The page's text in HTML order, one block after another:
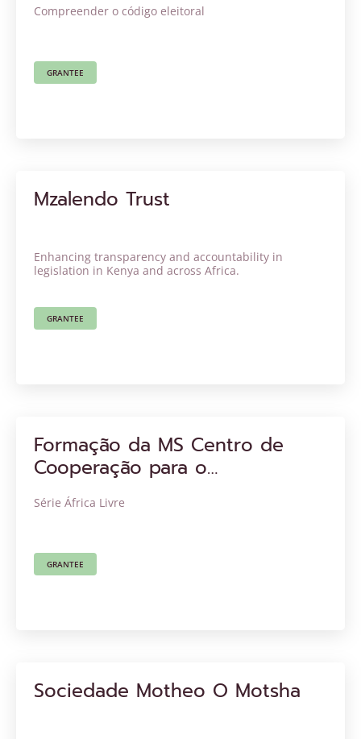
Compreender o código eleitoral
GRANTEE
Mzalendo Trust
Enhancing transparency and accountability in
legislation in Kenya and across Africa.
GRANTEE
Formação da MS Centro de
Cooperação para o
Desenvolvimento (MS TCDC)
Série África Livre
GRANTEE
Sociedade Motheo O Motsha